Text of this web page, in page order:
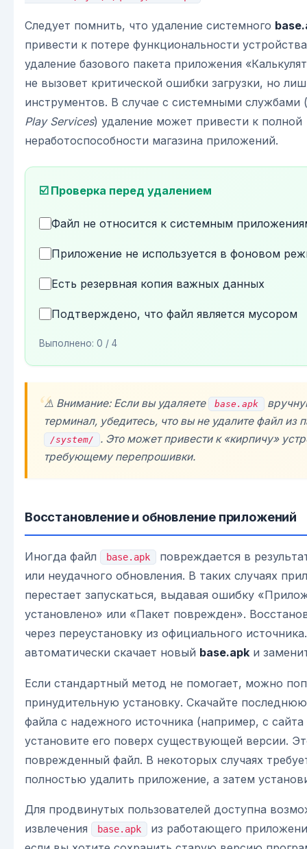
Следует помнить, что удаление системного
привести к потере функциональности
удаление базового пакета приложения
не вызовет критической ошибки загрузки, но
инструментов. В случае с системными
Play Services) удаление может привести к полной
неработоспособности магазина приложений.
☑️ Проверка перед удалением
Файл не относится к системным
Приложение не используется в фоновом
Есть резервная копия важных данных
Подтверждено, что файл является мусором
Выполнено: 0 / 4
⚠️ Внимание: Если вы удаляете base.apk
терминал, убедитесь, что вы не удалите файл из
/system/
. Это может привести к «кирпичу»
требующему перепрошивки.
Восстановление и обновление приложений
Иногда файл base.apk
повреждается в
или неудачного обновления. В таких случаях
перестает запускаться, выдавая ошибку
установлено» или «Пакет поврежден».
через переустановку из официального
автоматически скачает новый base.apkи
Если стандартный метод не помогает, можно
принудительную установку. Скачайте
файла с надежного источника (например, с сайта
установите его поверх существующей версии.
поврежденный файл. В некоторых случаях
полностью удалить приложение, а затем
Для продвинутых пользователей доступна
извлечения
base.apk
из работающего